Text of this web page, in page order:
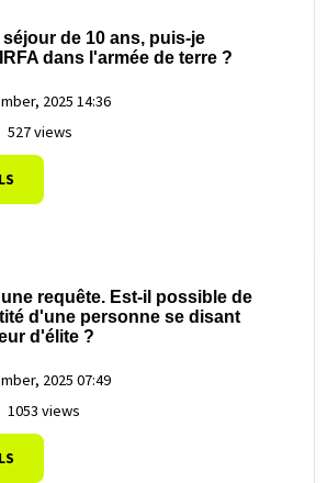
de 10 ans, puis-je
dans l'armée de terre ?
2025 14:36
527 views
requête. Est-il possible de
d'une personne se disant
d'élite ?
2025 07:49
1053 views